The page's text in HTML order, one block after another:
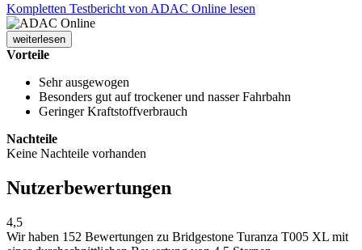
Kompletten Testbericht von ADAC Online lesen
weiterlesen
Vorteile
Sehr ausgewogen
Besonders gut auf trockener und nasser Fahrbahn
Geringer Kraftstoffverbrauch
Nachteile
Keine Nachteile vorhanden
Nutzerbewertungen
4,5
Wir haben 152 Bewertungen zu Bridgestone Turanza T005 XL mit